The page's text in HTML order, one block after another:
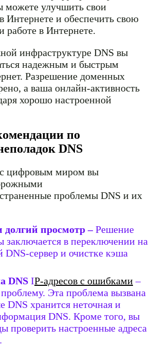
можете улучшить свои
Интернете и обеспечить свою
работе в Интернете.
инфраструктуре DNS вы
надежным и быстрым
Разрешение доменных
а ваша онлайн-активность
хорошо настроенной
по
DNS
цифровым миром вы
проблемы DNS и их
просмотр –Решение
заключается в переключении на
DNS-сервер и очистке кэша
DNS IP-адресов с ошибками–
Эта проблема вызвана
DNS хранится неточная и
DNS. Кроме того, вы
проверить настроенные адреса